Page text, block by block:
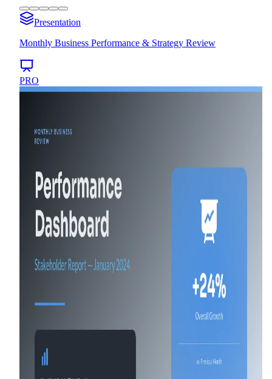
Presentation
Monthly Business Performance & Strategy Review
PRO